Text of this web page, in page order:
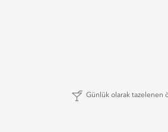
Günlük olarak tazelenen